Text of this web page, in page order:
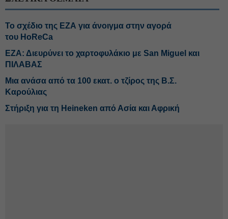
Το σχέδιο της ΕΖΑ για άνοιγμα στην αγορά
του HoReCa
ΕΖΑ: Διευρύνει το χαρτοφυλάκιο με San Miguel και
ΠΙΛΑΒΑΣ
Μια ανάσα από τα 100 εκατ. ο τζίρος της Β.Σ.
Καρούλιας
Στήριξη για τη Heineken από Ασία και Αφρική